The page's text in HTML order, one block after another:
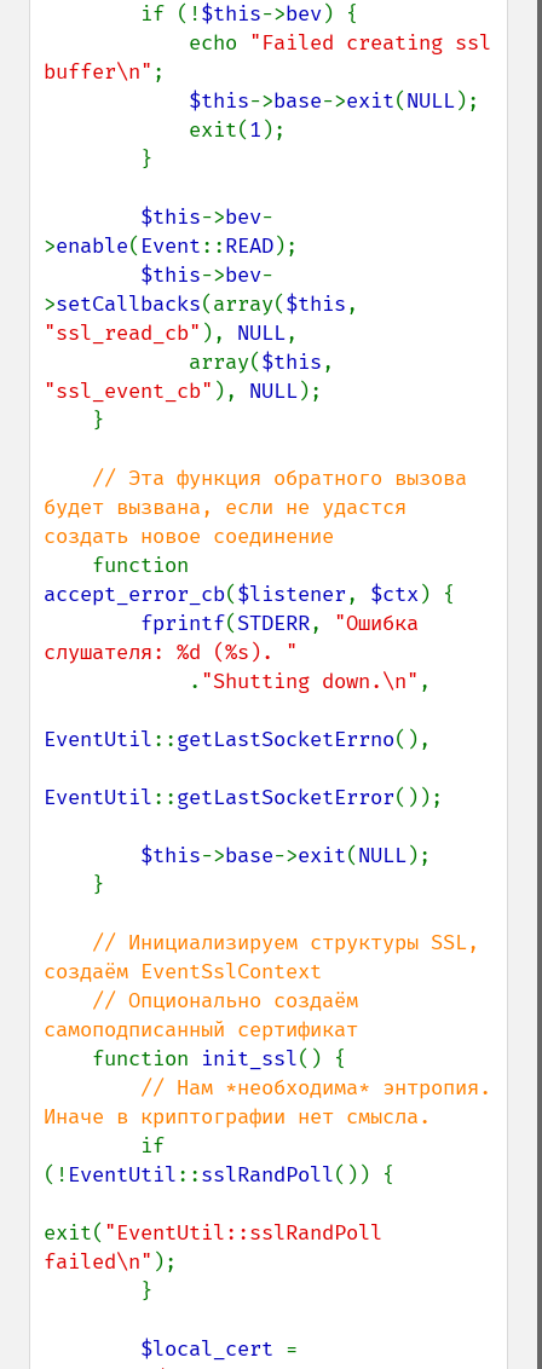
        if (!
$this->bev) {
            echo
"Failed creating ssl
buffer\n" ;
$this->base->exit(NULL);
            exit(
1 );
$this->bev-
>enable( Event::READ);
$this->bev-
>setCallbacks(array($this
"ssl_read_cb" ), NULL,
            array(
$this
"ssl_event_cb" ), NULL);
// Эта функция обратного вызова
будет вызвана, если не удастся
создать новое соединение
accept_error_cb($listener, $ctx ) {
fprintf(STDERR, "Ошибка
слушателя: %d (%s). "
. "Shutting down.\n" ,
EventUtil::getLastSocketErrno(),
EventUtil::getLastSocketError());
$this->base->exit(NULL);
// Инициализируем структуры SSL,
создаём EventSslContext
самоподписанный сертификат
function init_ssl() {
// Нам *необходима* энтропия.
Иначе в криптографии нет смысла.
if
(! EventUtil::sslRandPoll()) {
exit( "EventUtil::sslRandPoll
failed\n" );
$local_cert